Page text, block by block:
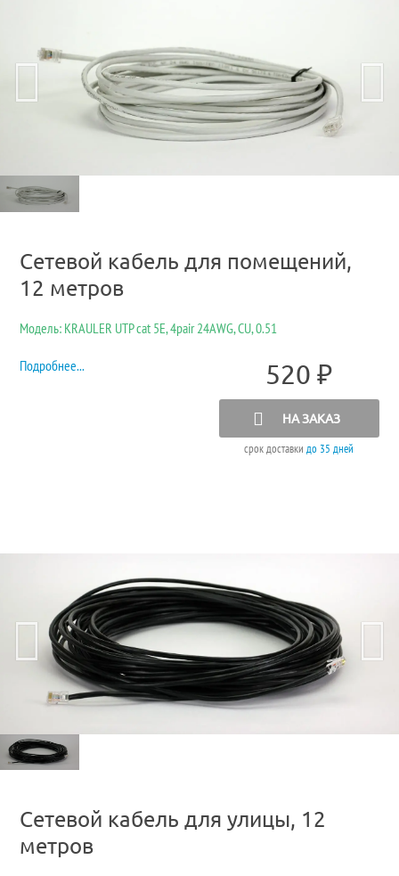
Сетевой кабель для помещений,
12 метров
Модель: KRAULER UTP cat 5E, 4pair 24AWG, CU, 0.51
Подробнее... 520 ₽
НА ЗАКАЗ
срок доставкидо 35 дней
Сетевой кабель для улицы, 12
метров